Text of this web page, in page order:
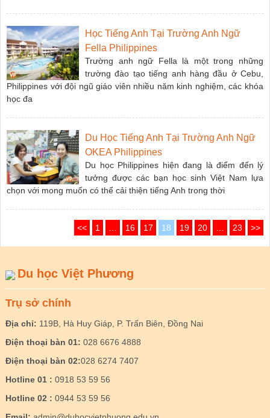
Học Tiếng Anh Tại Trường Anh Ngữ
Fella Philippines
Trường anh ngữ Fella là một trong những
trường đào tạo tiếng anh hàng đầu ở Cebu,
Philippines với đội ngũ giáo viên nhiều năm kinh nghiệm, các khóa
học đa
Du Học Tiếng Anh Tại Trường Anh Ngữ
OKEA Philippines
Du học Philippines hiện đang là điểm đến lý
tưởng được các bạn học sinh Việt Nam lựa
chọn với mong muốn có thể cải thiện tiếng Anh trong thời
<< 1 16 17 18 19 20 23 >>
Du học Việt Phương
Trụ sở chính
Địa chỉ: 119B, Hà Huy Giáp, P. Trấn Biên, Đồng Nai
Điện thoại bàn 01: 028 6676 4888
Điện thoại bàn 02:028 6274 7407
Hotline 01 : 0918 53 59 56
Hotline 02 : 0944 53 59 56